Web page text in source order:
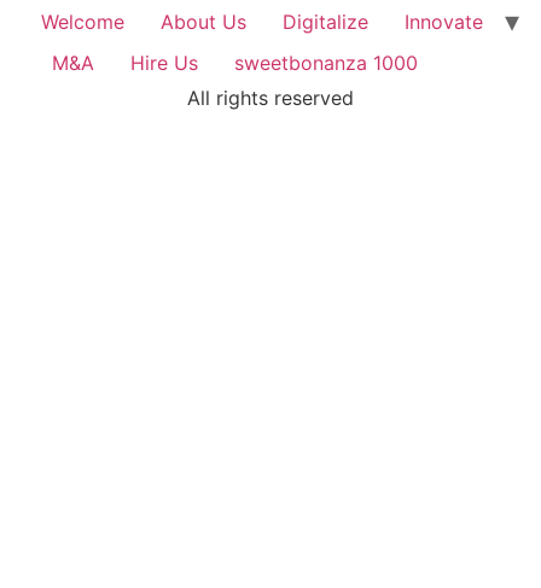
Welcome
About Us Digitalize
Innovate
M&A
Hire Us
sweetbonanza 1000
All rights reserved